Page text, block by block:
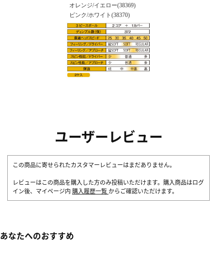
オレンジ/イエロー(38369)
ピンク/ホワイト(38370)
ユーザーレビュー
この商品に寄せられたカスタマーレビューはまだありません。
レビューはこの商品を購入した方のみ投稿いただけます。購入商品はログ
イン後、マイページ内 購入履歴一覧 からご確認いただけます。
あなたへのおすすめ